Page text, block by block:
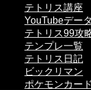
テトリス講座
YouTubeデー
テトリス99攻
テンプレ一覧
テトリス日記
ビックリマン
ポケモンカード